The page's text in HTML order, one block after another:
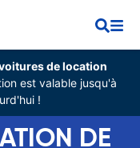
de location
est valable jusqu'à
!
DE